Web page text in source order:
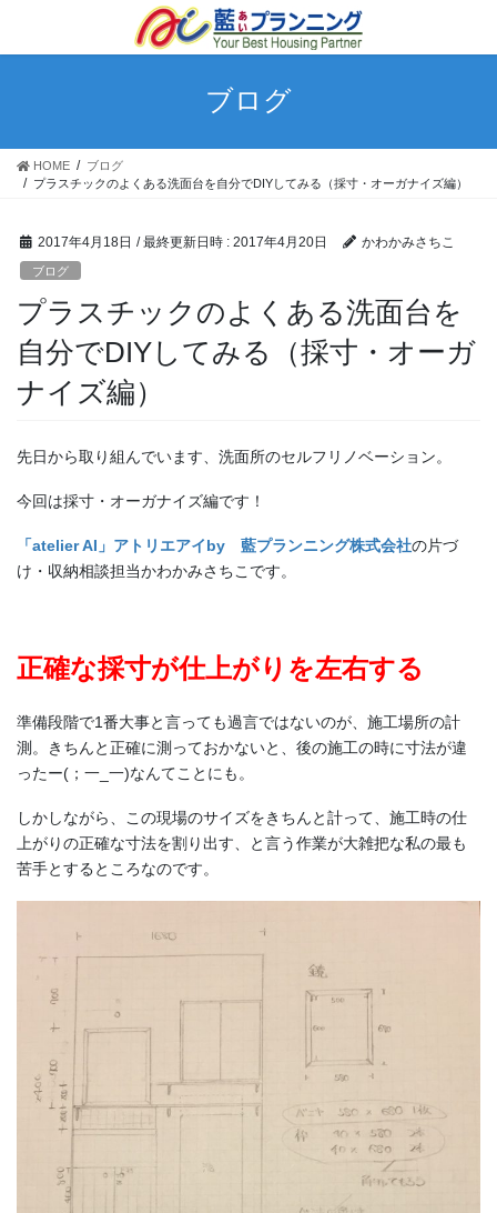
ブログ
HOME
ブログ
プラスチックのよくある洗面台を自分でDIYしてみる（採寸・オーガナイズ編）
2017年4月18日 / 最終更新日時 : 2017年4月20日 かわかみさちこ
ブログ
プラスチックのよくある洗面台を
自分でDIYしてみる（採寸・オーガ
ナイズ編）
先日から取り組んでいます、洗面所のセルフリノベーション。
今回は採寸・オーガナイズ編です！
「atelier AI」アトリエアイby 藍プランニング株式会社の片づ
け・収納相談担当かわかみさちこです。
正確な採寸が仕上がりを左右する
準備段階で1番大事と言っても過言ではないのが、施工場所の計
測。きちんと正確に測っておかないと、後の施工の時に寸法が違
ったー(；一_一)なんてことにも。
しかしながら、この現場のサイズをきちんと計って、施工時の仕
上がりの正確な寸法を割り出す、と言う作業が大雑把な私の最も
苦手とするところなのです。